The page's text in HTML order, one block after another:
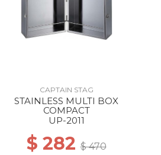
CAPTAIN STAG
STAINLESS MULTI BOX
COMPACT
UP-2011
$ 282$ 470